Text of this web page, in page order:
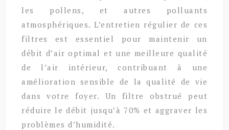
les pollens, et autres polluants
atmosphériques. L’entretien régulier de ces
filtres est essentiel pour maintenir un
débit d’air optimal et une meilleure qualité
de l’air intérieur, contribuant à une
amélioration sensible de la qualité de vie
dans votre foyer. Un filtre obstrué peut
réduire le débit jusqu’à 70% et aggraver les
problèmes d’humidité.